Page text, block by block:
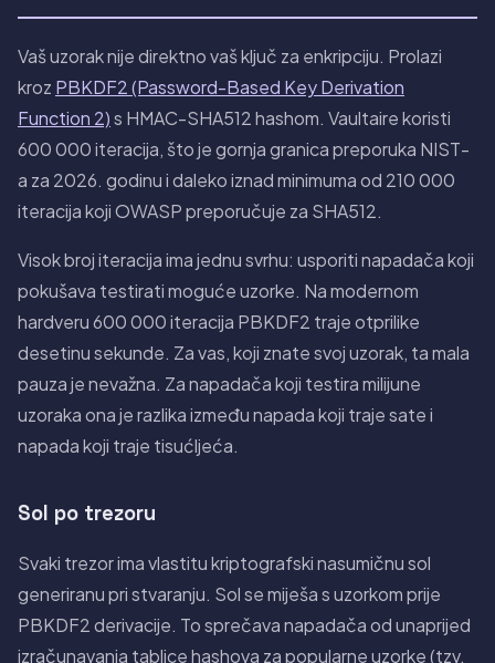
Vaš uzorak nije direktno vaš ključ za enkripciju. Prolazi
kroz PBKDF2 (Password-Based Key Derivation
Function 2)s HMAC-SHA512 hashom. Vaultaire koristi
600 000 iteracija, što je gornja granica preporuka NIST-
a za 2026. godinu i daleko iznad minimuma od 210 000
iteracija koji OWASP preporučuje za SHA512.
Visok broj iteracija ima jednu svrhu: usporiti napadača koji
pokušava testirati moguće uzorke. Na modernom
hardveru 600 000 iteracija PBKDF2 traje otprilike
desetinu sekunde. Za vas, koji znate svoj uzorak, ta mala
pauza je nevažna. Za napadača koji testira milijune
uzoraka ona je razlika između napada koji traje sate i
napada koji traje tisućljeća.
Sol po trezoru
Svaki trezor ima vlastitu kriptografski nasumičnu sol
generiranu pri stvaranju. Sol se miješa s uzorkom prije
PBKDF2 derivacije. To sprečava napadača od unaprijed
izračunavanja tablice hashova za popularne uzorke (tzv.